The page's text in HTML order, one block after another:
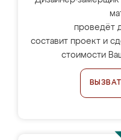
проведёт
составит проект и
стоимости